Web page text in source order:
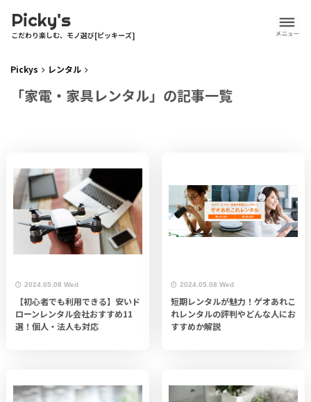
Picky's
こだわり楽しむ、モノ選び[ピッキーズ]
Pickys レンタル
「家電・家具レンタル」の記事一覧
2024.05.08 Wed
【初心者でも利用できる】安いド
ローンレンタル会社おすすめ11
選！個人・法人も対応
2024.05.08 Wed
短期レンタルが魅力！ゲオあれこ
れレンタルの評判やどんな人にお
すすめか解説